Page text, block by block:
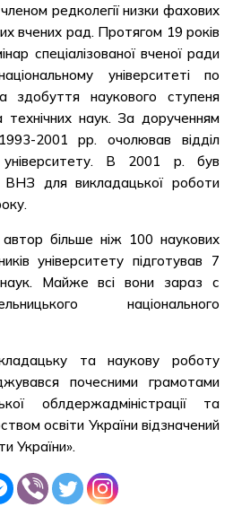
редколегії низки фахових
вчених рад. Протягом 19 років
спеціалізованої вченої ради
університеті по
здобуття наукового ступеня
наук. За дорученням
2001 рр. очолював відділ
університету. В 2001 р. був
ВНЗ для викладацької роботи
більше ніж 100 наукових
університету підготував 7
наук. Майже всі вони зараз с
національного
та наукову роботу
почесними грамотами
облдержадміністрації та
освіти України відзначений
України».